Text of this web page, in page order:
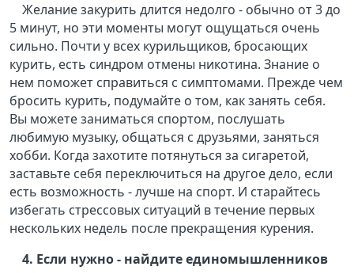
Желание закурить длится недолго - обычно от 3 до
5 минут, но эти моменты могут ощущаться очень
сильно. Почти у всех курильщиков, бросающих
курить, есть синдром отмены никотина. Знание о
нем поможет справиться с симптомами. Прежде чем
бросить курить, подумайте о том, как занять себя.
Вы можете заниматься спортом, послушать
любимую музыку, общаться с друзьями, заняться
хобби. Когда захотите потянуться за сигаретой,
заставьте себя переключиться на другое дело, если
есть возможность - лучше на спорт. И старайтесь
избегать стрессовых ситуаций в течение первых
нескольких недель после прекращения курения.
4. Если нужно - найдите единомышленников